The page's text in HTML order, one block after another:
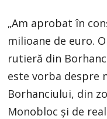
„Am aprobat în
milioane de euro.
rutieră din
este vorba despre
Borhanciului, din
Monobloc și de